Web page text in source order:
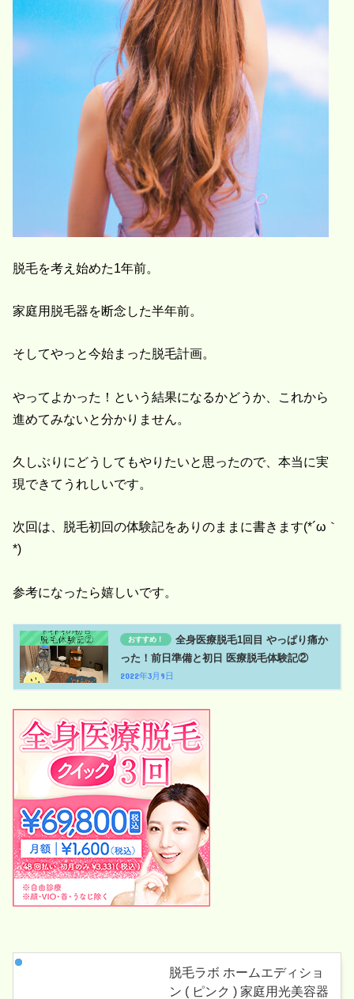
脱毛を考え始めた1年前。
家庭用脱毛器を断念した半年前。
そしてやっと今始まった脱毛計画。
やってよかった！という結果になるかどうか、これから
進めてみないと分かりません。
久しぶりにどうしてもやりたいと思ったので、本当に実
現できてうれしいです。
次回は、脱毛初回の体験記をありのままに書きます(*´ω｀
*)
参考になったら嬉しいです。
全身医療脱毛1回目 やっぱり痛か
った！前日準備と初日 医療脱毛体験記②
2022年3月9日
脱毛ラボ ホームエディショ
ン ( ピンク ) 家庭用光美容器